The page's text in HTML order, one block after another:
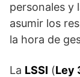
personales y
asumir los
la hora de
La LSSI (Ley